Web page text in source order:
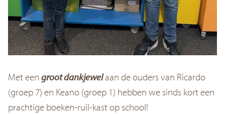
Met een groot dankjewelaan de ouders van Ricardo
(groep 7) en Keano (groep 1) hebben we sinds kort een
prachtige boeken-ruil-kast op school!